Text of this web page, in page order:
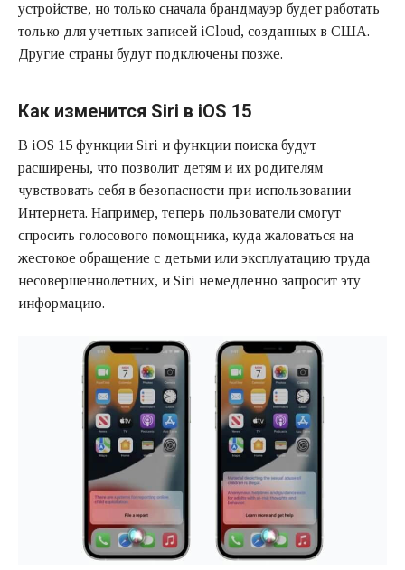
устройстве, но только сначала брандмауэр будет работать
только для учетных записей iCloud, созданных в США.
Другие страны будут подключены позже.
Как изменится Siri в iOS 15
В iOS 15 функции Siri и функции поиска будут
расширены, что позволит детям и их родителям
чувствовать себя в безопасности при использовании
Интернета. Например, теперь пользователи смогут
спросить голосового помощника, куда жаловаться на
жестокое обращение с детьми или эксплуатацию труда
несовершеннолетних, и Siri немедленно запросит эту
информацию.